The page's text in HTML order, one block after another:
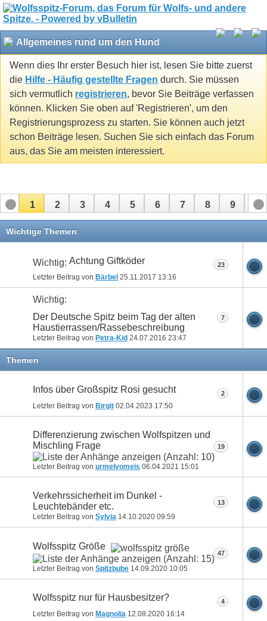
Allgemeines rund um den Hund
Wenn dies Ihr erster Besuch hier ist, lesen Sie bitte zuerst
die Hilfe - Häufig gestellte Fragen durch. Sie müssen
sich vermutlich registrieren, bevor Sie Beiträge verfassen
können. Klicken Sie oben auf 'Registrieren', um den
Registrierungsprozess zu starten. Sie können auch jetzt
schon Beiträge lesen. Suchen Sie sich einfach das Forum
aus, das Sie am meisten interessiert.
1 2 3 4 5 6 7 8 9 10
11 12
Wichtige Themen
Wichtig: Achtung Giftköder
Letzter Beitrag von Bärbel 25.11.2017 13:16
23
Wichtig:
Der Deutsche Spitz beim Tag der alten
Haustierrassen/Rassebeschreibung
Letzter Beitrag von Petra-Kid 24.07.2016 23:47
7
Themen
Infos über Großspitz Rosi gesucht
Letzter Beitrag von Birgit 02.04.2023 17:50
2
Differenzierung zwischen Wolfspitzen und
Mischling Frage
Letzter Beitrag von urmelvomeis 06.04.2021 15:01
19
Verkehrssicherheit im Dunkel -
Leuchtebänder etc.
Letzter Beitrag von Sylvia 14.10.2020 09:59
13
Wolfsspitz Größe
Letzter Beitrag von Spitzbube 14.09.2020 10:05
47
Wolfsspitz nur für Hausbesitzer?
Letzter Beitrag von Magnolia 12.08.2020 16:14
4